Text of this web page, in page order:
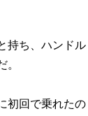
持ち、ハンドル
初回で乗れたの